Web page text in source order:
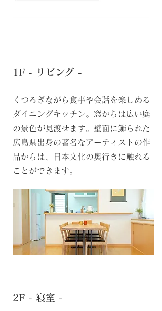
1F - リビング -
くつろぎながら食事や会話を楽しめる
ダイニングキッチン。窓からは広い庭
の景色が見渡せます。壁面に飾られた
広島県出身の著名なアーティストの作
品からは、日本文化の奥行きに触れる
ことができます。
2F - 寝室 -